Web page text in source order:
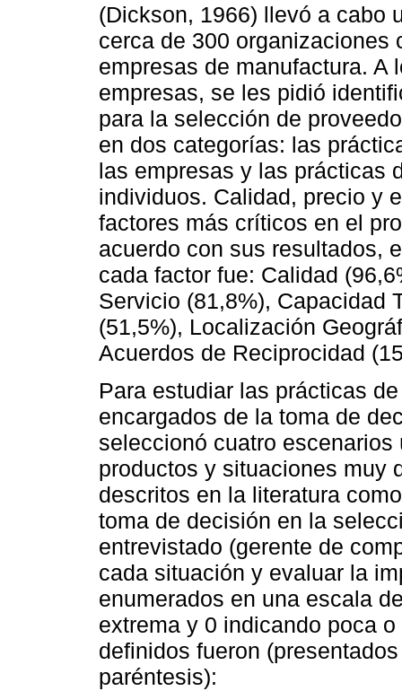
(Dickson, 1966) llevó a cabo
cerca de 300 organizaciones
empresas de manufactura. A
empresas, se les pidió
para la selección de
en dos categorías: las
las empresas y las prácticas
individuos. Calidad, precio y
factores más críticos en el
acuerdo con sus resultados,
cada factor fue: Calidad
Servicio (81,8%), Capacidad
(51,5%), Localización
Acuerdos de Reciprocidad
Para estudiar las prácticas
encargados de la toma de
seleccionó cuatro
productos y situaciones muy
descritos en la literatura
toma de decisión en la
entrevistado (gerente de
cada situación y evaluar la
enumerados en una escala
extrema y 0 indicando poca
definidos fueron
paréntesis):